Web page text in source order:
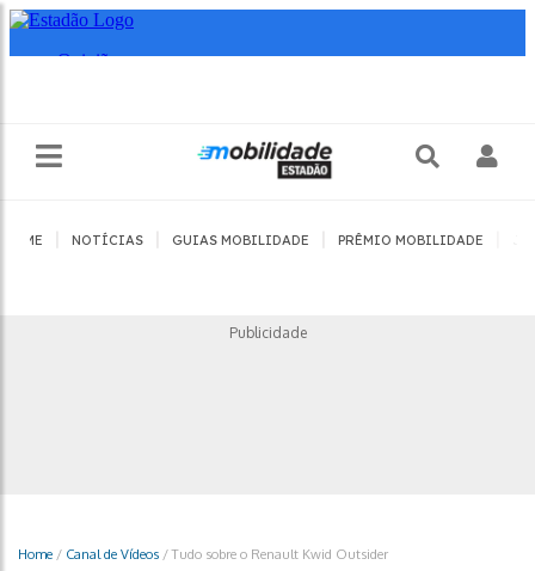
HOME NOTÍCIAS GUIAS MOBILIDADE PRÊMIO MOBILIDADE
Publicidade
Home / Canal de Vídeos /Tudo sobre o Renault Kwid Outsider